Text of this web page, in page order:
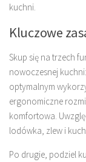
kuchni.
Kluczowe
Skup się na trzech
nowoczesnej
optymalnym
ergonomiczne
komfortowa.
lodówka, zlew i
Po drugie, podziel